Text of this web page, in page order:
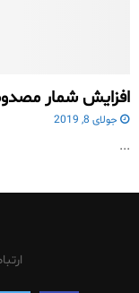
افزایش شمار
جولای 8, 2019
...